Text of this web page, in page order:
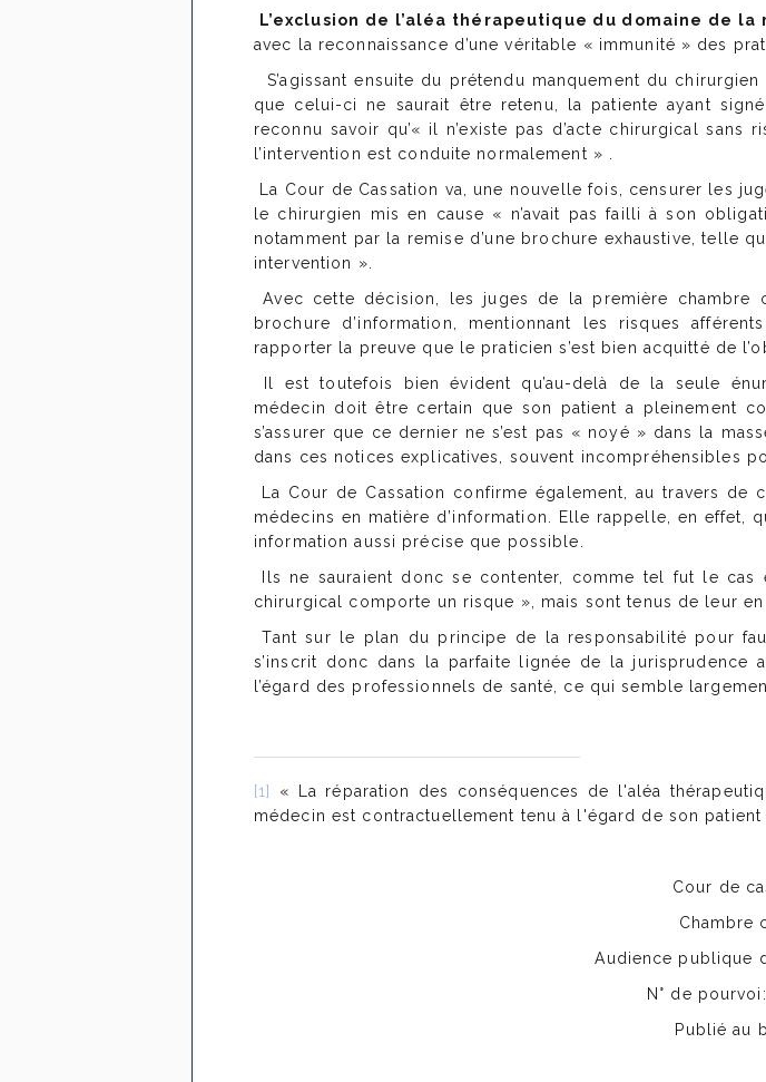
L’exclusion de l’aléa thérapeutique du domaine de
avec la reconnaissance d’une véritable « immunité » des
S’agissant ensuite du prétendu manquement du
que celui-ci ne saurait être retenu, la patiente ayant
reconnu savoir qu’« il n’existe pas d’acte chirurgical
l’intervention est conduite normalement » .
La Cour de Cassation va, une nouvelle fois, censurer les
le chirurgien mis en cause « n’avait pas failli à son
notamment par la remise d’une brochure exhaustive, telle
intervention ».
Avec cette décision, les juges de la première chambre
brochure d’information, mentionnant les risques
rapporter la preuve que le praticien s’est bien acquitté de
Il est toutefois bien évident qu’au-delà de la seule
médecin doit être certain que son patient a pleinement
s’assurer que ce dernier ne s’est pas « noyé » dans la
dans ces notices explicatives, souvent incompréhensibles
La Cour de Cassation confirme également, au travers de
médecins en matière d’information. Elle rappelle, en
information aussi précise que possible.
Ils ne sauraient donc se contenter, comme tel fut le
chirurgical comporte un risque », mais sont tenus de leur
Tant sur le plan du principe de la responsabilité pour
s’inscrit donc dans la parfaite lignée de la jurisprudence
l’égard des professionnels de santé, ce qui semble
[1]
« La réparation des conséquences de l'aléa
médecin est contractuellement tenu à l'égard de son patient
Cour de
Chambre
Audience publique
N° de
Publié au